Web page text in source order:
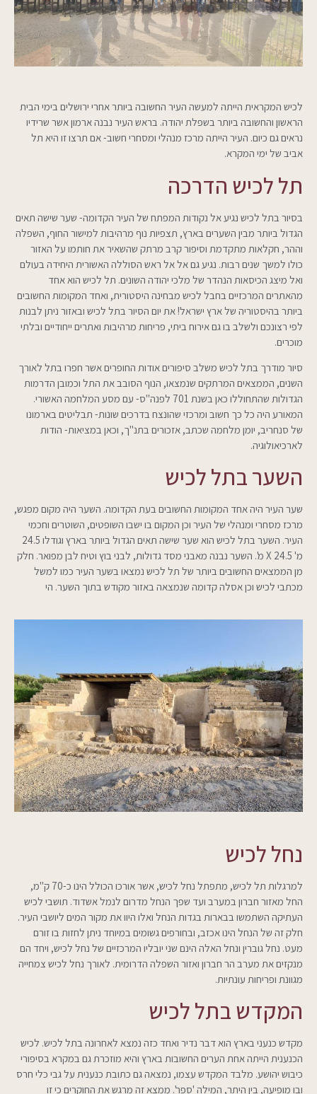
לכיש המקראית הייתה למעשה העיר החשובה ביותר אחרי ירושלים בימי הבית
הראשון והחשובה ביותר בשפלת יהודה. בראש העיר נבנה ארמון אשר שרידיו
נראים גם כיום. העיר הייתה מרכז מנהלי ומסחרי חשוב- אם תרצו זו היא תל
אביב של ימי המקרא.
תל לכיש הדרכה
בסיור בתל לכיש נגיע אל נקודות המפתח של העיר הקדומה- שער שישה תאים
הגדול ביותר מבין השערים בארץ, תצפיות נוף מרהיבות למישור החוף, השפלה
וההר, חקלאות מתקדמת וסיפור קרב מרתק שהשאיר את חותמו על האזור
כולו למשך שנים רבות. נגיע גם אל אל ראש הסוללה האשורית היחידה בעולם
ואל מיצג הכיסאות הנהדר של מלכי יהודה השונים. תל לכיש הוא אחד
מהאתרים המרכזיים בחבל לכיש מבחינה היסטורית, ואחד המקומות החשובים
ביותר בהיסטוריה של ארץ ישראל! את יום הסיור בתל לכיש ובאזור ניתן לבנות
לפי רצונכם ולשלב בו גם אירוח ביתי, פריחות מרהיבות ואתרים ייחודיים ובלתי
מוכרים.
סיור מודרך בתל לכיש משלב סיפורים אודות החופרים אשר חפרו בתל לאורך
השנים, הממצאים המרתקים שנמצאו, הנוף הסובב את התל וכמובן הדרמות
הגדולות שהתחוללו כאן בשנת 701 לפנה"ס- עם מסע המלחמה האשורי.
המאורע היה כל כך חשוב ומרכזי שהונצח בדרכים שונות- תבליטים בארמונו
של סנחריב, יומן מלחמה שכתב, אזכורים בתנ"ך, וכאן במציאות- הודות
לארכיאולוגיה.
השער בתל לכיש
שער העיר היה אחד המקומות החשובים בעת הקדומה. השער היה מקום מפגש,
מרכז מסחרי ומנהלי של העיר וכן המקום בו ישבו השופטים, השוטרים וחכמי
העיר. השער בתל לכיש הוא שער שישה תאים הגדול ביותר בארץ וגודלו 24.5
מ' X 24.5 מ'. השער נבנה מאבני מסד גדולות, לבני בוץ וטיח לבן מפואר. חלק
מן הממצאים החשובים ביותר של תל לכיש נמצאו בשער העיר כמו למשל
מכתבי לכיש וכן אסלה קדומה שנמצאה באזור מקודש בתוך השער. הי
נחל לכיש
למרגלות תל לכיש, מתפתל נחל לכיש, אשר אורכו הכולל הינו כ-70 ק"מ,
החל מאזור חברון במערב ועד שפך הנחל מדרום לנמל אשדוד. תושבי לכיש
העתיקה השתמשו בבארות בגדות הנחל ואלו היוו את מקור המים ליושבי העיר.
חלק זה של הנחל הינו אכזב, ובחורפים גשומים במיוחד ניתן לחזות בו זורם
מעט. נחל גוברין ונחל האלה הינם שני יובליו המרכזיים של נחל לכיש, ויחד הם
מנקזים את מערב הר חברון ואזור השפלה הדרומית. לאורך נחל לכיש צמחייה
מגוונת ופריחות עונתיות.
המקדש בתל לכיש
מקדש כנעני בארץ הוא דבר נדיר ואחד כזה נמצא לאחרונה בתל לכיש. לכיש
הכנענית הייתה אחת הערים החשובות בארץ והיא מוזכרת גם במקרא בסיפורי
כיבוש יהושע. מלבד המקדש עצמו, נמצאה גם כתובת כנענית על גבי כלי חרס
ובו מופיעה, בין היתר, המילה 'ספר'. ממצא זה מרגש את החוקרים כי זו